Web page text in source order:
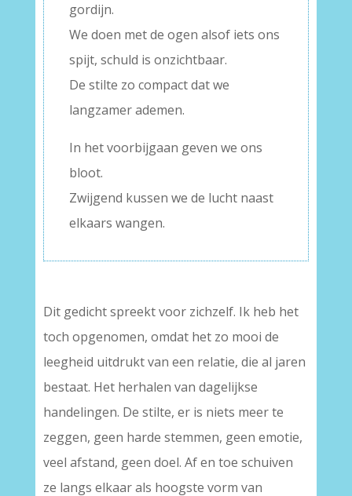
gordijn.
We doen met de ogen alsof iets ons
spijt, schuld is onzichtbaar.
De stilte zo compact dat we
langzamer ademen.
In het voorbijgaan geven we ons
bloot.
Zwijgend kussen we de lucht naast
elkaars wangen.
Dit gedicht spreekt voor zichzelf. Ik heb het
toch opgenomen, omdat het zo mooi de
leegheid uitdrukt van een relatie, die al jaren
bestaat. Het herhalen van dagelijkse
handelingen. De stilte, er is niets meer te
zeggen, geen harde stemmen, geen emotie,
veel afstand, geen doel. Af en toe schuiven
ze langs elkaar als hoogste vorm van